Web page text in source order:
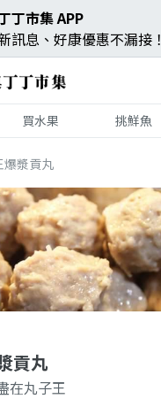
丁市集 APP
訊息、好康優惠不漏接！
買水果 挑鮮魚
爆漿貢丸
貢丸
在丸子王